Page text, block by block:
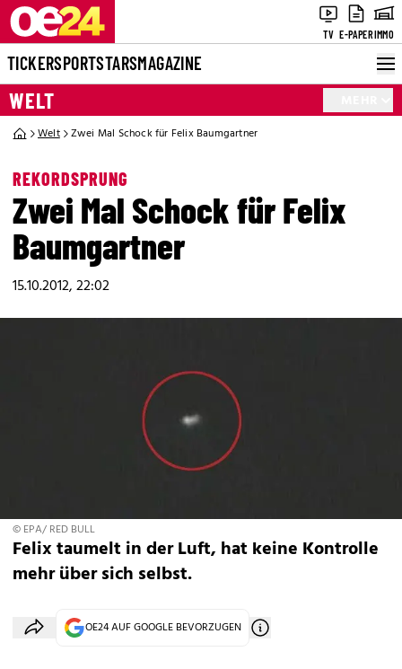
TV E-PAPERIMMO
TICKERSPORTSTARSMAGAZINE
WELT
Welt Zwei Mal Schock für Felix Baumgartner
REKORDSPRUNG
Zwei Mal Schock für Felix
Baumgartner
15.10.2012, 22:02
© EPA/ RED BULL
Felix taumelt in der Luft, hat keine Kontrolle
mehr über sich selbst.
OE24 AUF GOOGLE BEVORZUGEN